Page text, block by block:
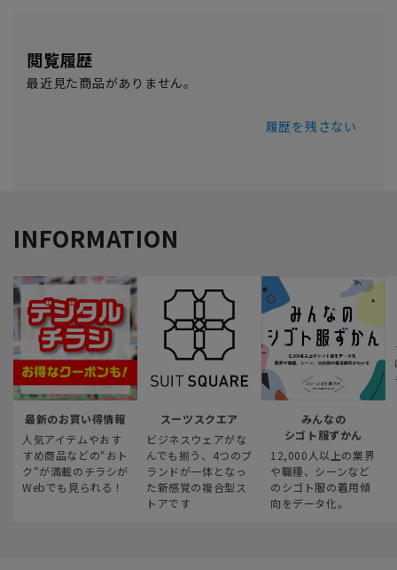
閲覧履歴
最近見た商品がありません。
履歴を残さない
INFORMATION
最新のお買い得情報
人気アイテムやおす
すめ商品などの“おト
ク“が満載のチラシが
Webでも見られる！
スーツスクエア
ビジネスウェアがな
んでも揃う、4つのブ
ランドが一体となっ
た新感覚の複合型ス
トアです
みんなの
シゴト服ずかん
12,000人以上の業界
や職種、シーンなど
のシゴト服の着用傾
向をデータ化。